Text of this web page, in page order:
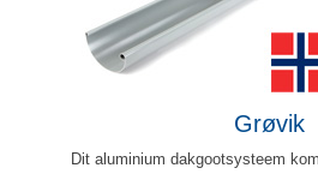
Grøvik
Dit aluminium dakgootsysteem